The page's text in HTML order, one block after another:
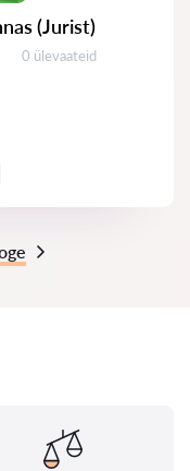
(Jurist)
Ülevaateid:
0 ülevaateid